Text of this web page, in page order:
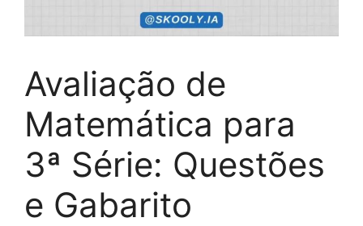
Avaliação de
Matemática para
3ª Série: Questões
e Gabarito